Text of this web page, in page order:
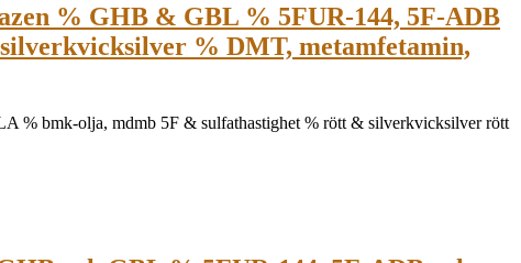
% GHB & GBL % 5FUR-144, 5F-ADB
% DMT, metamfetamin,
% bmk-olja, mdmb 5F & sulfathastighet % rött & silverkvicksilver rött